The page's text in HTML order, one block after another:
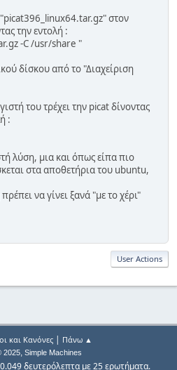
"picat396_linux64.tar.gz" στον
την εντολή :
-C /usr/share "
δίσκου από το "Διαχείριση
του τρέχει την picat δίνοντας
:
λύση, μια και όπως είπα πιο
στα αποθετήρια του ubuntu,
να γίνει ξανά "με το χέρι"
User Actions
και Κανόνες| Πάνω ▲
2025, Simple Machines
δευτερόλεπτα με 25 ερωτήματα.